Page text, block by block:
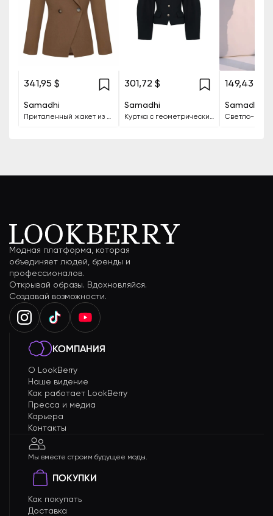
341,95 $
Samadhi
Приталенный жакет из кашемировой шерсти
301,72 $
Samadhi
Куртка с геометрическим узором на плечах и винтажными пуговицами.
149,43 $
Samadhi
Модная платформа, которая
объединяет людей, бренды и
профессионалов.
Открывай образы. Вдохновляйся.
Создавай возможности.
КОМПАНИЯ
О LookBerry
Наше видение
Как работает LookBerry
Пресса и медиа
Карьера
Контакты
Мы вместе строим будущее моды.
ПОКУПКИ
Как покупать
Доставка